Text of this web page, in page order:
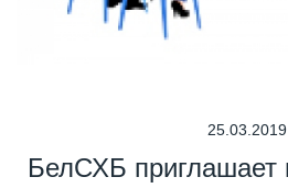
25.03.2019
БелСХБ приглашает